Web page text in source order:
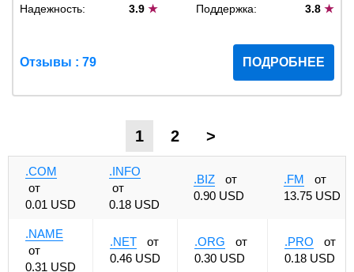
Надежность:
3.9★ Поддержка: 3.8 ★
Отзывы : 79 ПОДРОБНЕЕ
1 2 >
.COM
от
0.01 USD
.INFO
от
0.18 USD
.BIZ
от
0.90 USD
.FM
от
13.75 USD
.NAME
от
0.31 USD
.NET
от
0.46 USD
.ORG
от
0.30 USD
.PRO
от
0.18 USD